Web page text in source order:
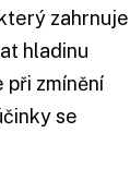
zahrnuje
hladinu
při zmínění
se